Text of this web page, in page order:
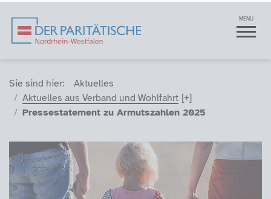
Der Paritätische NRW
Navigation MENÜ
Sie sind hier (Breadcrumb)
Sie sind hier:
Aktuelles
Aktuelles aus Verband und Wohlfahrt
Pressestatement zu Armutszahlen 2025